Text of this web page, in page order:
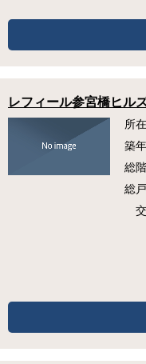
レフィール参宮橋ヒル
所
築
総
総